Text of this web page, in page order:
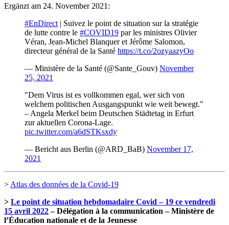
Ergänzt am 24. November 2021:
#EnDirect | Suivez le point de situation sur la stratégie
de lutte contre le #COVID19 par les ministres Olivier
Véran, Jean-Michel Blanquer et Jérôme Salomon,
directeur général de la Santé https://t.co/2ozyaazyOo
— Ministère de la Santé (@Sante_Gouv) November
25, 2021
"Dem Virus ist es vollkommen egal, wer sich von
welchem politischen Ausgangspunkt wie weit bewegt."
– Angela Merkel beim Deutschen Städtetag in Erfurt
zur aktuellen Corona-Lage.
pic.twitter.com/a6dSTKsxdy
— Bericht aus Berlin (@ARD_BaB) November 17,
2021
> Atlas des données de la Covid-19
> Le point de situation hebdomadaire Covid – 19 ce vendredi
15 avril 2022– Délégation à la communication – Ministère de
l’Éducation nationale et de la Jeunesse